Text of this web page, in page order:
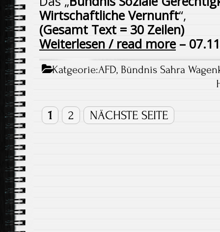
Wirtschaftliche Vernunft“,
(Gesamt Text = 30 Zeilen)
Weiterlesen / read more–
Katgeorie:AFD, Bündnis Sahra
1 2 NÄCHSTE SEITE